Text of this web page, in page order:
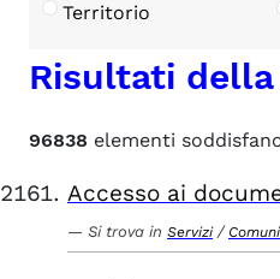
Territorio
Risultati
96838 elementi
Accesso ai
Si trova in Servizi /